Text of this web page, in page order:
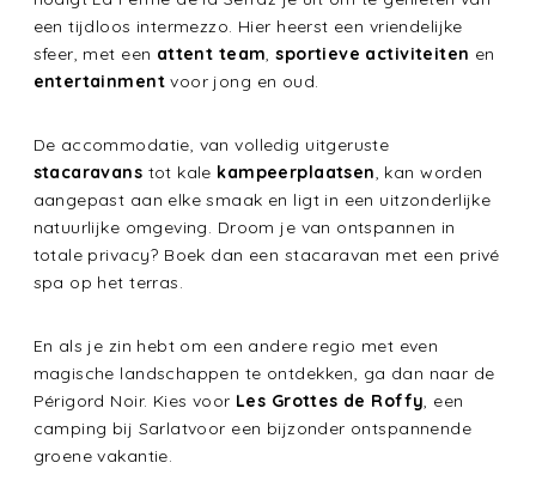
een tijdloos intermezzo. Hier heerst een vriendelijke
sfeer, met een attent team,sportieve activiteiten en
entertainmentvoor jong en oud.
De accommodatie, van volledig uitgeruste
stacaravans tot kale kampeerplaatsen, kan worden
aangepast aan elke smaak en ligt in een uitzonderlijke
natuurlijke omgeving. Droom je van ontspannen in
totale privacy? Boek dan een stacaravan met een privé
spa op het terras.
En als je zin hebt om een andere regio met even
magische landschappen te ontdekken, ga dan naar de
Périgord Noir. Kies voor Les Grottes de Roffy, een
camping bij Sarlatvoor een bijzonder ontspannende
groene vakantie.